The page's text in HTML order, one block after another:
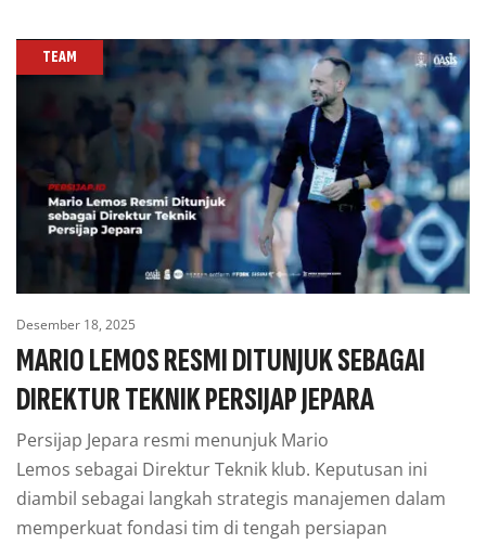
TEAM
Desember 18, 2025
MARIO LEMOS RESMI DITUNJUK SEBAGAI
DIREKTUR TEKNIK PERSIJAP JEPARA
Persijap Jepara resmi menunjuk Mario
Lemos sebagai Direktur Teknik klub. Keputusan ini
diambil sebagai langkah strategis manajemen dalam
memperkuat fondasi tim di tengah persiapan